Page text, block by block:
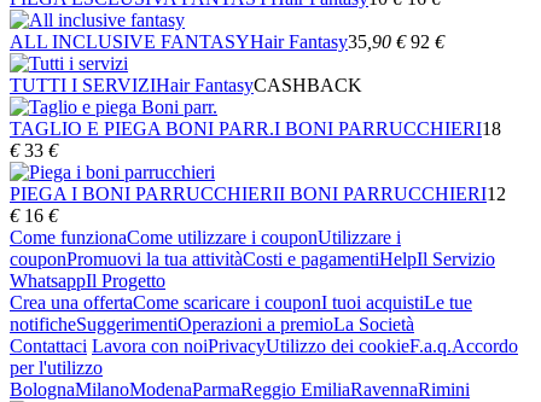
ALL INCLUSIVE FANTASYHair Fantasy35,90 € 92 €
TUTTI I SERVIZIHair FantasyCASHBACK
TAGLIO E PIEGA BONI PARR.I BONI PARRUCCHIERI18
€ 33 €
PIEGA I BONI PARRUCCHIERII BONI PARRUCCHIERI12
€ 16 €
Come funzionaCome utilizzare i couponUtilizzare i
couponPromuovi la tua attivitàCosti e pagamentiHelpIl Servizio
WhatsappIl Progetto
Crea una offertaCome scaricare i couponI tuoi acquistiLe tue
notificheSuggerimentiOperazioni a premioLa Società
Contattaci Lavora con noiPrivacyUtilizzo dei cookieF.a.q.Accordo
per l'utilizzo
BolognaMilanoModenaParmaReggio EmiliaRavennaRimini